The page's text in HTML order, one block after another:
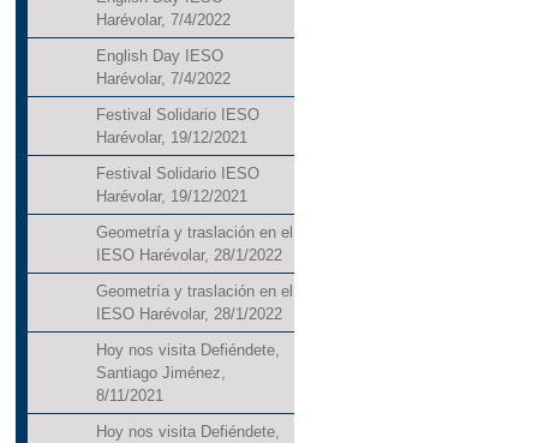
Harévolar, 7/4/2022
English Day IESO
Harévolar, 7/4/2022
Festival Solidario IESO
Harévolar, 19/12/2021
Festival Solidario IESO
Harévolar, 19/12/2021
Geometría y traslación en el
IESO Harévolar, 28/1/2022
Geometría y traslación en el
IESO Harévolar, 28/1/2022
Hoy nos visita Defiéndete,
Santiago Jiménez,
8/11/2021
Hoy nos visita Defiéndete,